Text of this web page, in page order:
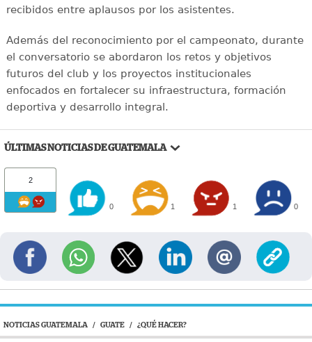
recibidos entre aplausos por los asistentes.
Además del reconocimiento por el campeonato, durante
el conversatorio se abordaron los retos y objetivos
futuros del club y los proyectos institucionales
enfocados en fortalecer su infraestructura, formación
deportiva y desarrollo integral.
ÚLTIMAS NOTICIAS DE GUATEMALA
2
0 1 1 0
NOTICIAS GUATEMALA / GUATE / ¿QUÉ HACER?